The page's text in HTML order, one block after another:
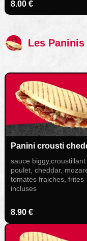
8.00 €
Les Paninis
Panini crousti
sauce biggy,croustillant
poulet, cheddar,
tomates fraiches, frites
incluses
8.90 €